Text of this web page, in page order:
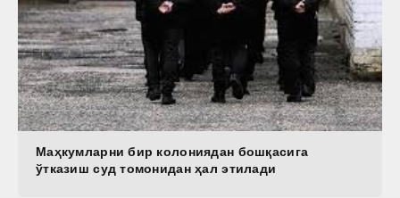
Маҳкумларни бир колониядан бошқасига
ўтказиш суд томонидан ҳал этилади